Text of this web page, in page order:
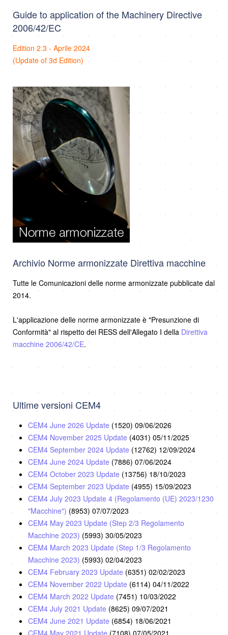
Guide to application of the Machinery Directive
2006/42/EC
Edition 2.3 - Aprile 2024
(Update of 3d Edition)
Archivio Norme armonizzate Direttiva macchine
Tutte le Comunicazioni delle norme armonizzate pubblicate dal
2014.
L'applicazione delle norme armonizzate è "Presunzione di
Conformità" al rispetto dei RESS dell'Allegato I della Direttiva
macchine 2006/42/CE.
Ultime versioni CEM4
CEM4 June 2026 Update (1520) 09/06/2026
CEM4 November 2025 Update (4031) 05/11/2025
CEM4 September 2024 Update (12762) 12/09/2024
CEM4 June 2024 Update (7886) 07/06/2024
CEM4 October 2023 Update (13756) 18/10/2023
CEM4 September 2023 Update (4955) 15/09/2023
CEM4 July 2023 Update 4 (Regolamento (UE) 2023/1230
"Macchine") (8953) 07/07/2023
CEM4 May 2023 Update (Step 2/3 Regolamento
Macchine 2023) (5993) 30/05/2023
CEM4 March 2023 Update (Step 1/3 Regolamento
Macchine 2023) (5993) 02/04/2023
CEM4 February 2023 Update (6351) 02/02/2023
CEM4 November 2022 Update (6114) 04/11/2022
CEM4 March 2022 Update (7451) 10/03/2022
CEM4 July 2021 Update (8625) 09/07/2021
CEM4 June 2021 Update (6854) 18/06/2021